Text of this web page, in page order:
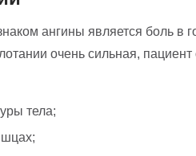
ангины является боль в
очень сильная,
тела;